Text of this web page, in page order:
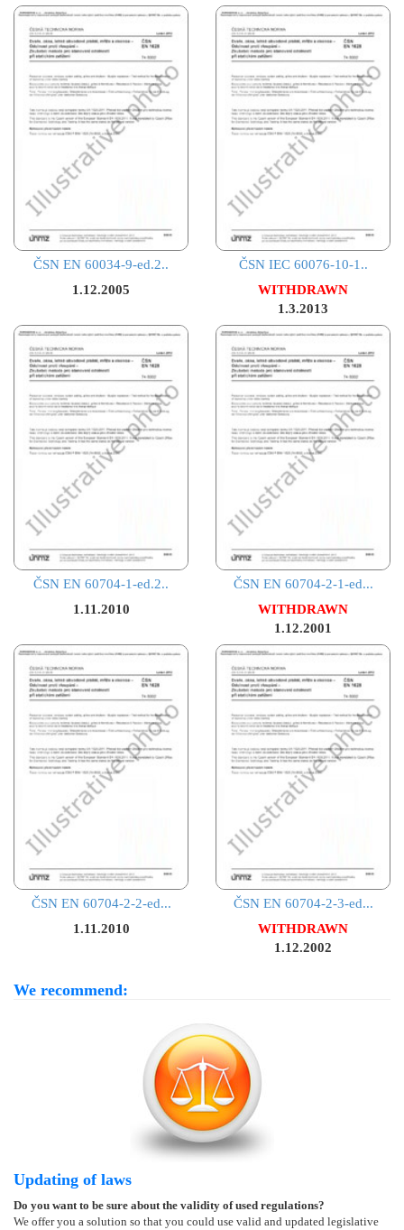
ČSN EN 60034-9-ed.2..
1.12.2005
ČSN IEC 60076-10-1..
WITHDRAWN
1.3.2013
ČSN EN 60704-1-ed.2..
1.11.2010
ČSN EN 60704-2-1-ed...
WITHDRAWN
1.12.2001
ČSN EN 60704-2-2-ed...
1.11.2010
ČSN EN 60704-2-3-ed...
WITHDRAWN
1.12.2002
We recommend:
Updating of laws
Do you want to be sure about the validity of used regulations?
We offer you a solution so that you could use valid and updated legislative